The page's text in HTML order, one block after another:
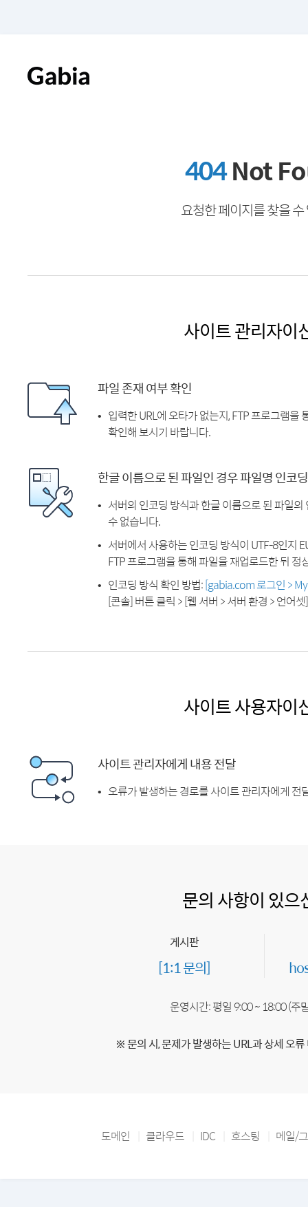
404Not
요청한 페이지를 찾을
사이트 관리자이
파일 존재 여부 확인
입력한 URL에 오타가 없는지, FTP 프로그램
확인해 보시기 바랍니다.
한글 이름으로 된 파일인 경우 파일명 인코
서버의 인코딩 방식과 한글 이름으로 된 파일
수 없습니다.
서버에서 사용하는 인코딩 방식이 UTF-8인지
FTP 프로그램을 통해 파일을 재업로드한 뒤
인코딩 방식 확인 방법:[gabia.com 로그인 >
[콘솔] 버튼 클릭 > [웹 서버 > 서버 환경 > 언어
사이트 사용자이
사이트 관리자에게 내용 전달
오류가 발생하는 경로를 사이트 관리자에게 전
문의 사항이 있으
게시판
[1:1 문의]
운영시간: 평일 9:00 ~ 18:00 (주
※ 문의 시, 문제가 발생하는 URL과 상세 오
도메인 클라우드 IDC 호스팅 메일/